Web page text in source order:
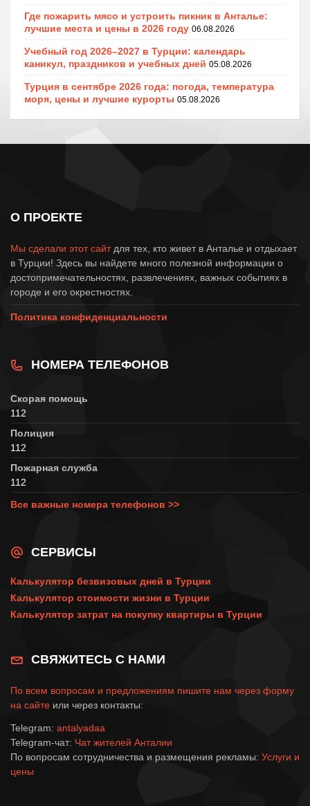
Где пожарить мясо и устроить пикник в Анталье:
лучшие места и цены в 2026 году 06.08.2026
Учебный год 2026–2027 в Турции: календарь
каникул, праздников и учебных дней 05.08.2026
Турция в сентябре 2026 года: погода, температура
моря, цены и лучшие курорты 05.08.2026
О ПРОЕКТЕ
Мы сделали этот сайтдля тех, кто живет в Анталье и отдыхает
в Турции! Здесь вы найдете много полезной информации о
достопримечательностях, развлечениях, важных событиях в
городе и его окрестностях.
Политика конфиденциальности
НОМЕРА ТЕЛЕФОНОВ
Скорая помощь
112
Полиция
112
Пожарная служба
112
Все важные номера телефонов >>
СЕРВИСЫ
Калькулятор безвизовых дней в Турции
Калькулятор стоимости жизни в Турции
Калькулятор затрат на покупку квартиры в Турции
СВЯЖИТЕСЬ С НАМИ
По всем вопросам и предложениям пишите нам через форму
на сайте или через контакты:
Telegram: antalyadaa
Telegram-чат: Чат жителей Анталии
По вопросам сотрудничества и размещения рекламы: Услуги и
цены